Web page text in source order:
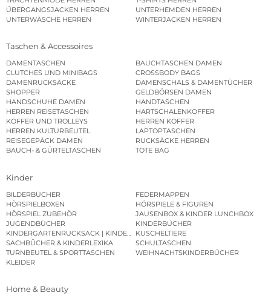
ÜBERGANGSJACKEN HERREN
UNTERHEMDEN HERREN
UNTERWÄSCHE HERREN
WINTERJACKEN HERREN
Taschen & Accessoires
DAMENTASCHEN
BAUCHTASCHEN DAMEN
CLUTCHES UND MINIBAGS
CROSSBODY BAGS
DAMENRUCKSÄCKE
DAMENSCHALS & DAMENTÜCHER
SHOPPER
GELDBÖRSEN DAMEN
HANDSCHUHE DAMEN
HANDTASCHEN
HERREN REISETASCHEN
HARTSCHALENKOFFER
KOFFER UND TROLLEYS
HERREN KOFFER
HERREN KULTURBEUTEL
LAPTOPTASCHEN
REISEGEPÄCK DAMEN
RUCKSÄCKE HERREN
BAUCH- & GÜRTELTASCHEN
TOTE BAG
Kinder
BILDERBÜCHER
FEDERMAPPEN
HÖRSPIELBOXEN
HÖRSPIELE & FIGUREN
HÖRSPIEL ZUBEHÖR
JAUSENBOX & KINDER LUNCHBOX
JUGENDBÜCHER
KINDERBÜCHER
KINDERGARTENRUCKSACK | KINDERGARTENBEUTEL
KUSCHELTIERE
SACHBÜCHER & KINDERLEXIKA
SCHULTASCHEN
TURNBEUTEL & SPORTTASCHEN
WEIHNACHTSKINDERBÜCHER
KLEIDER
Home & Beauty